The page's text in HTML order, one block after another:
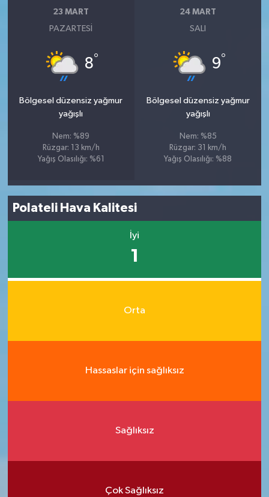
23 MART
PAZARTESI
8°
Bölgesel düzensiz yağmur
yağışlı
Nem: %89
Rüzgar: 13 km/h
Yağış Olasılığı: %61
24 MART
SALI
9°
Bölgesel düzensiz yağmur
yağışlı
Nem: %85
Rüzgar: 31 km/h
Yağış Olasılığı: %88
Polateli Hava Kalitesi
İyi
1
Orta
Hassaslar için sağlıksız
Sağlıksız
Çok Sağlıksız